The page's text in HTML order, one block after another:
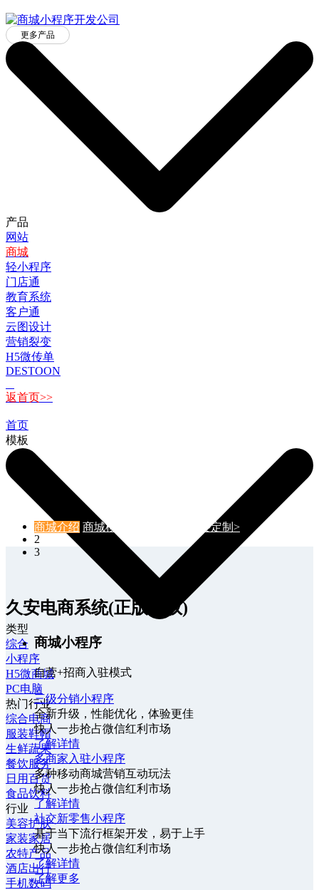
更多产品
产品
网站
商城
轻小程序
门店通
教育系统
客户通
云图设计
营销裂变
H5微传单
DESTOON
返首页>>
首页
模板
类型
综合
小程序
H5微商城
PC电脑
热门行业
综合电商
服装鞋帽
生鲜蔬果
餐饮服务
日用百货
食品饮料
行业
美容护肤
家装家居
农特产品
酒店出行
手机数码
1
2
3
商城介绍 商城模板 我要定制>
久安电商系统(正版授权)
商城小程序
自营+招商入驻模式
三级分销小程序
全新升级，性能优化，体验更佳
快人一步抢占微信红利市场
了解详情
多商家入驻小程序
多种移动商城营销互动玩法
快人一步抢占微信红利市场
了解详情
社交新零售小程序
基于当下流行框架开发，易于上手
快人一步抢占微信红利市场
了解详情
了解更多